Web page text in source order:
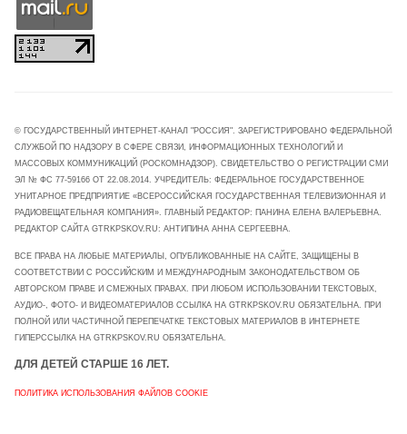
© ГОСУДАРСТВЕННЫЙ ИНТЕРНЕТ-КАНАЛ "РОССИЯ". ЗАРЕГИСТРИРОВАНО ФЕДЕРАЛЬНОЙ
СЛУЖБОЙ ПО НАДЗОРУ В СФЕРЕ СВЯЗИ, ИНФОРМАЦИОННЫХ ТЕХНОЛОГИЙ И
МАССОВЫХ КОММУНИКАЦИЙ (РОСКОМНАДЗОР). СВИДЕТЕЛЬСТВО О РЕГИСТРАЦИИ СМИ
ЭЛ № ФС 77-59166 ОТ 22.08.2014. УЧРЕДИТЕЛЬ: ФЕДЕРАЛЬНОЕ ГОСУДАРСТВЕННОЕ
УНИТАРНОЕ ПРЕДПРИЯТИЕ «ВСЕРОССИЙСКАЯ ГОСУДАРСТВЕННАЯ ТЕЛЕВИЗИОННАЯ И
РАДИОВЕЩАТЕЛЬНАЯ КОМПАНИЯ». ГЛАВНЫЙ РЕДАКТОР: ПАНИНА ЕЛЕНА ВАЛЕРЬЕВНА.
РЕДАКТОР САЙТА GTRKPSKOV.RU: АНТИПИНА АННА СЕРГЕЕВНА.
ВСЕ ПРАВА НА ЛЮБЫЕ МАТЕРИАЛЫ, ОПУБЛИКОВАННЫЕ НА САЙТЕ, ЗАЩИЩЕНЫ В
СООТВЕТСТВИИ С РОССИЙСКИМ И МЕЖДУНАРОДНЫМ ЗАКОНОДАТЕЛЬСТВОМ ОБ
АВТОРСКОМ ПРАВЕ И СМЕЖНЫХ ПРАВАХ. ПРИ ЛЮБОМ ИСПОЛЬЗОВАНИИ ТЕКСТОВЫХ,
АУДИО-, ФОТО- И ВИДЕОМАТЕРИАЛОВ ССЫЛКА НА GTRKPSKOV.RU ОБЯЗАТЕЛЬНА. ПРИ
ПОЛНОЙ ИЛИ ЧАСТИЧНОЙ ПЕРЕПЕЧАТКЕ ТЕКСТОВЫХ МАТЕРИАЛОВ В ИНТЕРНЕТЕ
ГИПЕРССЫЛКА НА GTRKPSKOV.RU ОБЯЗАТЕЛЬНА.
ДЛЯ ДЕТЕЙ СТАРШЕ 16 ЛЕТ.
ПОЛИТИКА ИСПОЛЬЗОВАНИЯ ФАЙЛОВ COOKIE